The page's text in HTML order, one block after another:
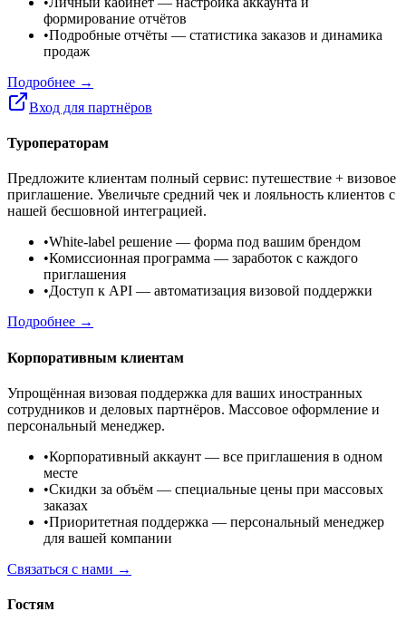
формирование отчётов
•Подробные отчёты — статистика заказов и динамика
продаж
Подробнее →
Вход для партнёров
Туроператорам
Предложите клиентам полный сервис: путешествие + визовое
приглашение. Увеличьте средний чек и лояльность клиентов с
нашей бесшовной интеграцией.
•White-label решение — форма под вашим брендом
•Комиссионная программа — заработок с каждого
приглашения
•Доступ к API — автоматизация визовой поддержки
Подробнее →
Корпоративным клиентам
Упрощённая визовая поддержка для ваших иностранных
сотрудников и деловых партнёров. Массовое оформление и
персональный менеджер.
•Корпоративный аккаунт — все приглашения в одном
месте
•Скидки за объём — специальные цены при массовых
заказах
•Приоритетная поддержка — персональный менеджер
для вашей компании
Связаться с нами →
Гостям